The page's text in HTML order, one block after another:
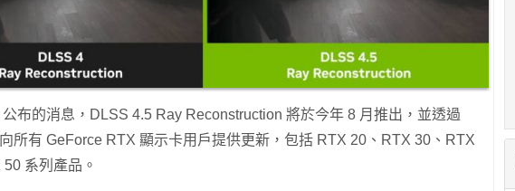
布的消息，DLSS 4.5 Ray Reconstruction 將於今年 8 月推出，並透過
所有 GeForce RTX 顯示卡用戶提供更新，包括 RTX 20、RTX 30、RTX
系列產品。